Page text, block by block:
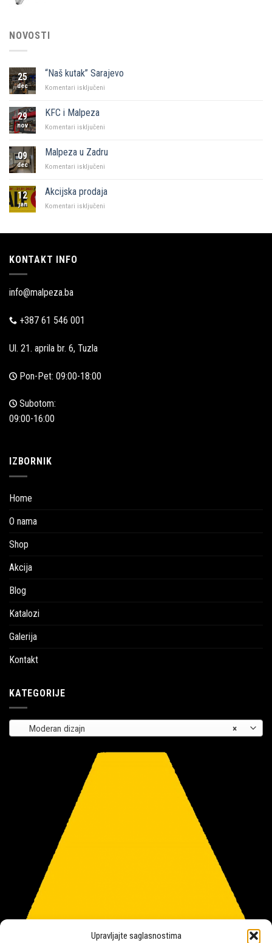
Upravljajte saglasnostima
NOVOSTI
25
dec
“Naš kutak” Sarajevo
Komentari isključeni
29
nov
KFC i Malpeza
Komentari isključeni
Malpeza
09
dec
Malpeza u Zadru
Komentari isključeni
Zadru
12
jan
Akcijska prodaja
Komentari isključeni
KONTAKT INFO
info@malpeza.ba
+387 61 546 001
Ul. 21. aprila br. 6, Tuzla
Pon-Pet: 09:00-18:00
Subotom:
09:00-16:00
IZBORNIK
Home
O nama
Shop
Akcija
Blog
Katalozi
Galerija
Kontakt
KATEGORIJE
×
Moderan dizajn